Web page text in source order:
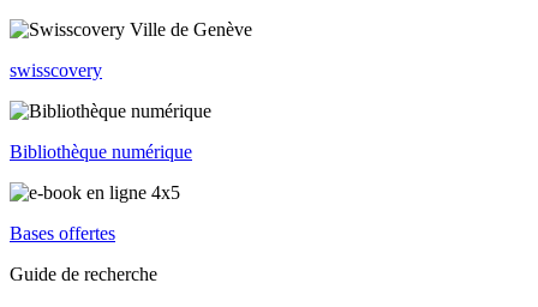
swisscovery
Bibliothèque numérique
Bases offertes
Guide de recherche